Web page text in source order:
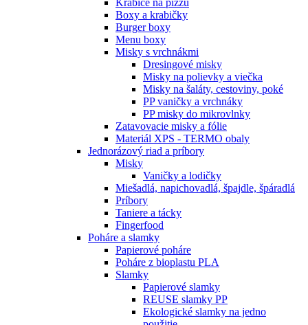
Krabice na pizzu
Boxy a krabičky
Burger boxy
Menu boxy
Misky s vrchnákmi
Dresingové misky
Misky na polievky a viečka
Misky na šaláty, cestoviny, poké
PP vaničky a vrchnáky
PP misky do mikrovlnky
Zatavovacie misky a fólie
Materiál XPS - TERMO obaly
Jednorázový riad a príbory
Misky
Vaničky a lodičky
Miešadlá, napichovadlá, špajdle, špáradlá
Príbory
Taniere a tácky
Fingerfood
Poháre a slamky
Papierové poháre
Poháre z bioplastu PLA
Slamky
Papierové slamky
REUSE slamky PP
Ekologické slamky na jedno